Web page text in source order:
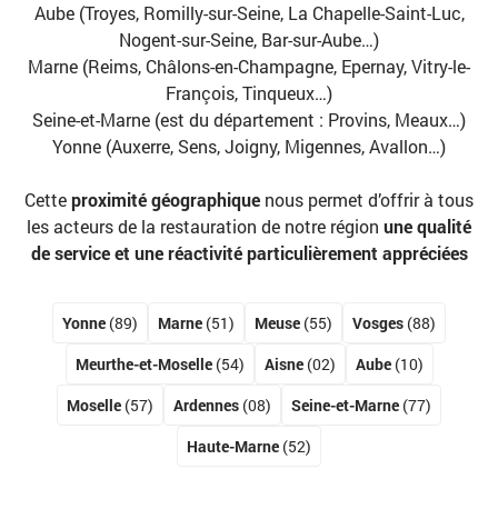
Aube (Troyes, Romilly-sur-Seine, La Chapelle-Saint-Luc,
Nogent-sur-Seine, Bar-sur-Aube…)
Marne (Reims, Châlons-en-Champagne, Epernay, Vitry-le-
François, Tinqueux…)
Seine-et-Marne (est du département : Provins, Meaux…)
Yonne (Auxerre, Sens, Joigny, Migennes, Avallon…)
Cetteproximité géographique nous permet d’offrir à tous
les acteurs de la restauration de notre région une qualité
de service et une réactivité particulièrement appréciées
Yonne (89) Marne (51) Meuse (55) Vosges (88)
Meurthe-et-Moselle(54) Aisne(02) Aube(10)
Moselle (57) Ardennes (08) Seine-et-Marne (77)
Haute-Marne (52)